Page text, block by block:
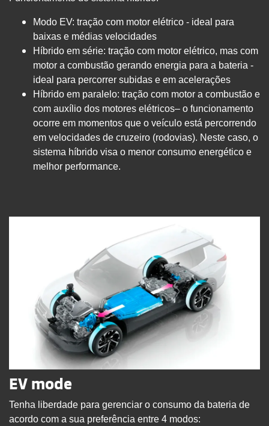
Modo EV: tração com motor elétrico - ideal para
baixas e médias velocidades
Híbrido em série: tração com motor elétrico, mas com
motor a combustão gerando energia para a bateria -
ideal para percorrer subidas e em acelerações
Híbrido em paralelo: tração com motor a combustão e
com auxílio dos motores elétricos– o funcionamento
ocorre em momentos que o veículo está percorrendo
em velocidades de cruzeiro (rodovias). Neste caso, o
sistema híbrido visa o menor consumo energético e
melhor performance.
EV mode
Tenha liberdade para gerenciar o consumo da bateria de
acordo com a sua preferência entre 4 modos: